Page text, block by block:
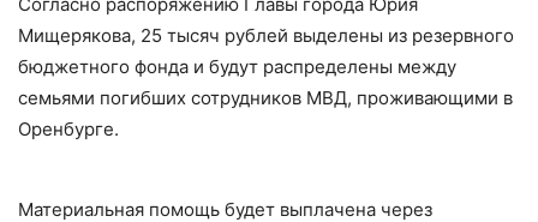
Мищерякова, 25 тысяч рублей выделены из резервного
бюджетного фонда и будут распределены между
семьями погибших сотрудников МВД, проживающими в
Оренбурге.
Материальная помощь будет выплачена через